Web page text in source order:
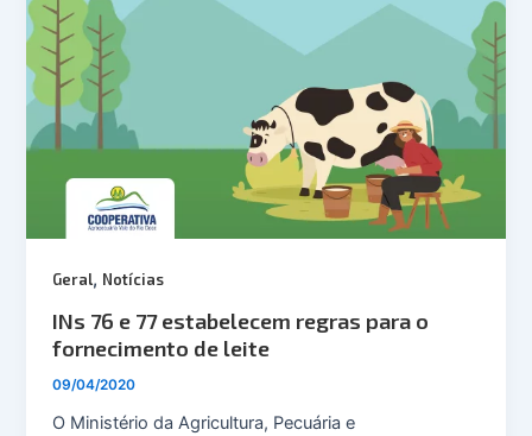
Geral, Notícias
INs 76 e 77 estabelecem regras para o
fornecimento de leite
09/04/2020
O Ministério da Agricultura, Pecuária e